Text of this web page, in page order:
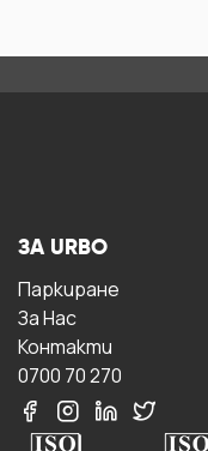
ЗА URBO
Паркиране
За Hас
Контакти
0700 70 270